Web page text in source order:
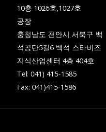
10층 1026호,1027호
공장
충청남도 천안시 서북구 백
석공단5길6 백석 스타비즈
지식산업센터 4층 404호
Tel: 041) 415-1585
Fax: 041)415-1586